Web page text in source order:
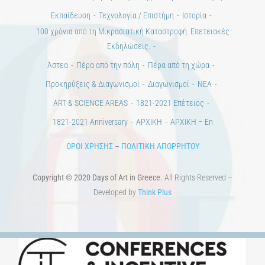
ΕΝΤΥΠΗ ΕΚΔΟΣΗ
ΒΙΒΛΙΟΘΗΚΗ
ΜΕΤΑΠΤΥΧΙΑΚΑ
ΕΚΠΑΙΔΕΥΤΙΚΑ ΙΔΡΥΜΑΤΑ
ΠΟΛΙΤΙΣΤΙΚΟΙ ΦΟΡΕΙΣ
ΧΩΡΟΙ ΤΕΧΝΗΣ ΔΗΜΟΙ
Αγγελίες
ΕΠΙΚΟΙΝΩΝΙΑ
Ημέρες Ανάγνωσης
Χώροι & Συλλογές
Εκπαίδευση
Τεχνολογία / Επιστήμη
Ιστορία
100 χρόνια από τη Μικρασιατική Καταστροφή. Επετειακές
Άστεα
Πέρα από την πόλη
Πέρα από τη χώρα
Προκηρύξεις & Διαγωνισμοί
Διαγωνισμοί
1821-2021 Anniversary
ΑΡΧΙΚΗ ΑΡΧΙΚΗ – En
ΟΡΟΙ ΧΡΗΣΗΣ– ΠΟΛΙΤΙΚΗ ΑΠΟΡΡΗΤΟΥ